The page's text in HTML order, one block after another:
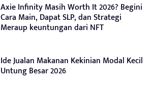
Axie Infinity Masih Worth It 2026? Begini
Cara Main, Dapat SLP, dan Strategi
Meraup keuntungan dari NFT
Ide Jualan Makanan Kekinian Modal Kecil
Untung Besar 2026